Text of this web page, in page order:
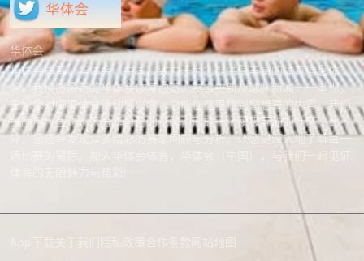
华体会
华体会体育，华体会（中国）致力于为您提供最丰富的体育信息体
验。我们将最新的华体会体育动态、赛事更新及球队新闻一一呈现，
无论您对哪项体育活动感兴趣，总能在这里找到您想要的内容。我们
鼓励用户在讨论区分享自己的见解，形成一个积极互动的社区。此
外，您还会发现众多精彩的赛季回顾与分析，让您更深入地了解每一
场比赛的背后。加入华体会体育，华体会（中国），与我们一起见证
网站地图